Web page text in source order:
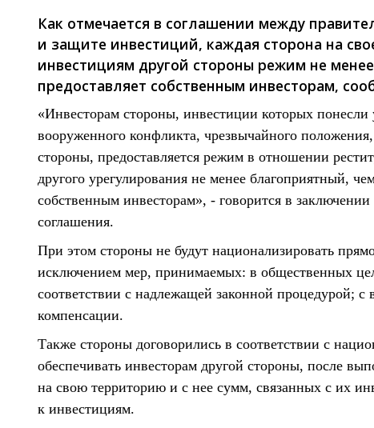
Как отмечается в соглашении между
и защите инвестиций, каждая сторона на
инвестициям другой стороны режим не
предоставляет собственным инвесторам,
«Инвесторам стороны, инвестиции которых
вооруженного конфликта, чрезвычайного
стороны, предоставляется режим в отношении
другого урегулирования не менее благоприятный,
собственным инвесторам», - говорится в
соглашения.
При этом стороны не будут национализировать
исключением мер, принимаемых: в общественных
соответствии с надлежащей законной процедурой;
компенсации.
Также стороны договорились в соответствии с
обеспечивать инвесторам другой стороны, после
на свою территорию и с нее сумм, связанных с их
к инвестициям.